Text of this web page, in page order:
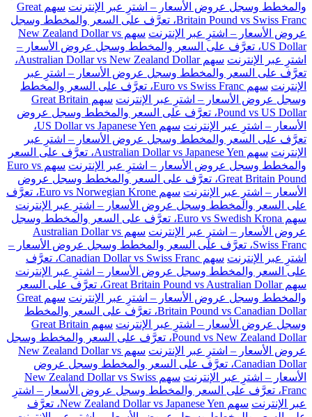
والمخطط وسجل عروض الأسعار – اشترِ عبر الإنترنت
سهم Great
Britain Pound vs Swiss Franc، تعرَّف على السعر والمخطط وسجل
عروض الأسعار – اشترِ عبر الإنترنت
سهم New Zealand Dollar vs
US Dollar، تعرَّف على السعر والمخطط وسجل عروض الأسعار –
اشترِ عبر الإنترنت
سهم Australian Dollar vs New Zealand Dollar،
تعرَّف على السعر والمخطط وسجل عروض الأسعار – اشترِ عبر
الإنترنت
سهم Euro vs Swiss Franc، تعرَّف على السعر والمخطط
وسجل عروض الأسعار – اشترِ عبر الإنترنت
سهم Great Britain
Pound vs US Dollar، تعرَّف على السعر والمخطط وسجل عروض
الأسعار – اشترِ عبر الإنترنت
سهم US Dollar vs Japanese Yen،
تعرَّف على السعر والمخطط وسجل عروض الأسعار – اشترِ عبر
الإنترنت
سهم Australian Dollar vs Japanese Yen، تعرَّف على السعر
والمخطط وسجل عروض الأسعار – اشترِ عبر الإنترنت
سهم Euro vs
Great Britain Pound، تعرَّف على السعر والمخطط وسجل عروض
الأسعار – اشترِ عبر الإنترنت
سهم Euro vs Norwegian Krone، تعرَّف
على السعر والمخطط وسجل عروض الأسعار – اشترِ عبر الإنترنت
سهم Euro vs Swedish Krona، تعرَّف على السعر والمخطط وسجل
عروض الأسعار – اشترِ عبر الإنترنت
سهم Australian Dollar vs
Swiss Franc، تعرَّف على السعر والمخطط وسجل عروض الأسعار –
اشترِ عبر الإنترنت
سهم Canadian Dollar vs Swiss Franc، تعرَّف
على السعر والمخطط وسجل عروض الأسعار – اشترِ عبر الإنترنت
سهم Great Britain Pound vs Australian Dollar، تعرَّف على السعر
والمخطط وسجل عروض الأسعار – اشترِ عبر الإنترنت
سهم Great
Britain Pound vs Canadian Dollar، تعرَّف على السعر والمخطط
وسجل عروض الأسعار – اشترِ عبر الإنترنت
سهم Great Britain
Pound vs New Zealand Dollar، تعرَّف على السعر والمخطط وسجل
عروض الأسعار – اشترِ عبر الإنترنت
سهم New Zealand Dollar vs
Canadian Dollar، تعرَّف على السعر والمخطط وسجل عروض
الأسعار – اشترِ عبر الإنترنت
سهم New Zealand Dollar vs Swiss
Franc، تعرَّف على السعر والمخطط وسجل عروض الأسعار – اشترِ
عبر الإنترنت
سهم New Zealand Dollar vs Japanese Yen، تعرَّف